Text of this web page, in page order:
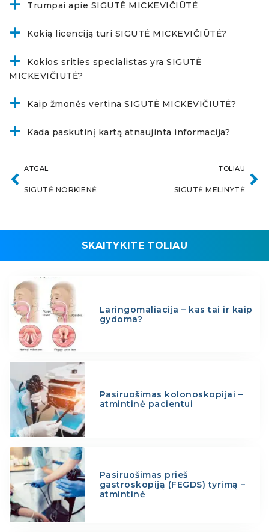
Trumpai apie SIGUTĖ MICKEVIČIŪTĖ
Kokią licenciją turi SIGUTĖ MICKEVIČIŪTĖ?
Kokios srities specialistas yra SIGUTĖ
MICKEVIČIŪTĖ?
Kaip žmonės vertina SIGUTĖ MICKEVIČIŪTĖ?
Kada paskutinį kartą atnaujinta informacija?
ATGAL
SIGUTĖ NORKIENĖ
TOLIAU
SIGUTĖ MELINYTĖ
SKAITYKITE TOLIAU
Laringomaliacija – kas tai ir kaip
gydoma?
Pasiruošimas kolonoskopijai –
atmintinė pacientui
Pasiruošimas prieš
gastroskopiją (FEGDS) tyrimą –
atmintinė